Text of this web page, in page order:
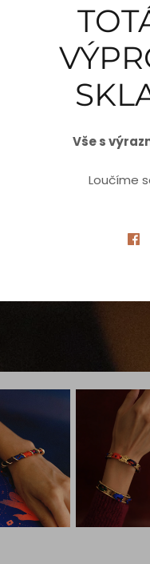
Vše s
Loučíme